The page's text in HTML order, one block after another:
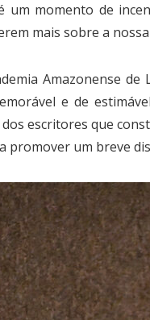
um momento de
mais sobre a
Amazonense
e de
escritores que
um breve